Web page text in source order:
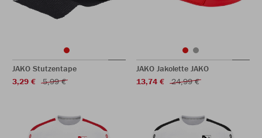
JAKO Stutzentape
3,29 €
5,99 €
JAKO Jakolette JAKO
13,74 €
24,99 €